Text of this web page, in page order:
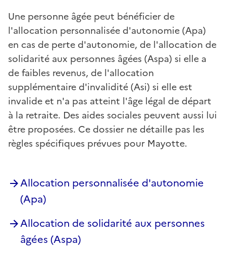
Une personne âgée peut bénéficier de
l'allocation personnalisée d'autonomie (Apa)
en cas de perte d'autonomie, de l'allocation de
solidarité aux personnes âgées (Aspa) si elle a
de faibles revenus, de l'allocation
supplémentaire d'invalidité (Asi) si elle est
invalide et n'a pas atteint l'âge légal de départ
à la retraite. Des aides sociales peuvent aussi lui
être proposées. Ce dossier ne détaille pas les
règles spécifiques prévues pour Mayotte.
Allocation personnalisée d'autonomie
(Apa)
Allocation de solidarité aux personnes
âgées (Aspa)